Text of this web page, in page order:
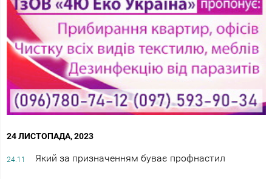
24 ЛИСТОПАДА, 2023
24.11 Який за призначенням буває профнастил